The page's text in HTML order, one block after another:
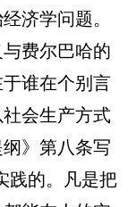
济学问题。
费尔巴哈的
谁在个别言
会生产方式
》第八条写
践的。凡是把